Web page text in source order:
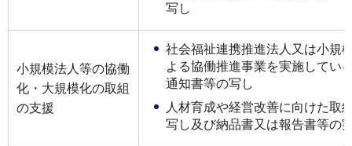
写し
⼩規模法⼈等の協働
化・⼤規模化の取組
の⽀援
社会福祉連携推進法⼈⼜は⼩規
よる協働推進事業を実施してい
通知書等の写し
⼈材育成や経営改善に向けた取
写し及び納品書⼜は報告書等の